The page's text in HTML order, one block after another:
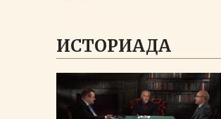
ИСТОРИАДА